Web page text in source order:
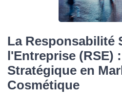
La Responsabilité
l'Entreprise (RSE)
Stratégique en
Cosmétique